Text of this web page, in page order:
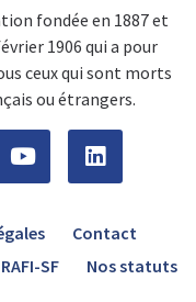
fondée en 1887 et
1906 qui a pour
ceux qui sont morts
ou étrangers.
Contact
RAFI-SF Nos statuts